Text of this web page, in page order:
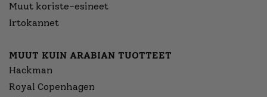
Muut koriste-esineet
Irtokannet
MUUT KUIN ARABIAN TUOTTEET
Hackman
Royal Copenhagen